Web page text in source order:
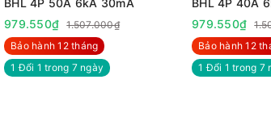
BHL 4P 50A 6kA 30mA
979.550₫
1.507.000₫
Bảo hành 12 tháng
1 Đổi 1 trong 7 ngày
BHL 4P 40A
979.550₫
Bảo hành 12
1 Đổi 1 trong 7